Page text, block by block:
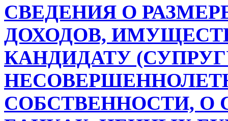
СВЕДЕНИЯ О
ДОХОДОВ,
КАНДИДАТУ
СОБСТВЕННОСТИ, О